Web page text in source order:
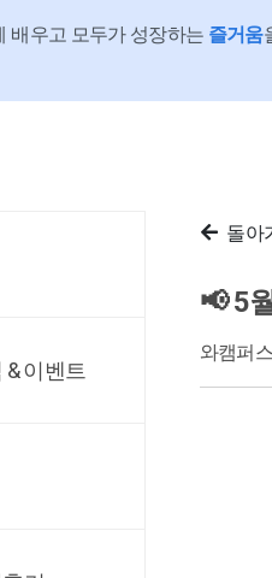
배우고 모두가 성장하는 즐거움
& 이벤트
돌아
📢 5
와캠퍼스